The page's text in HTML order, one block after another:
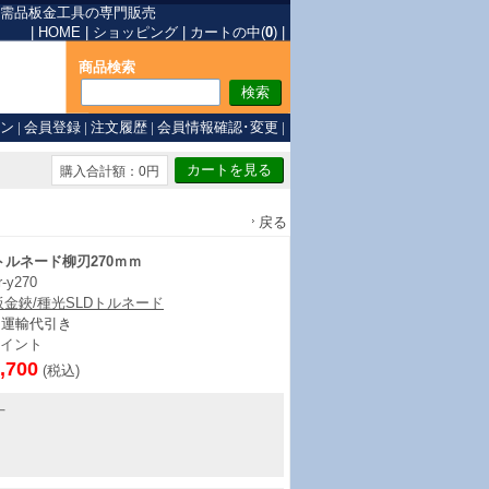
品板金工具の専門販売
HOME ショッピング カートの中(0)
商品検索
| 会員登録 | 注文履歴 | 会員情報確認･変更 |
購入合計額：0円
戻る
ルネード柳刃270ｍｍ
y270
金鋏/種光SLDトルネード
輸代引き
ント
(税込)